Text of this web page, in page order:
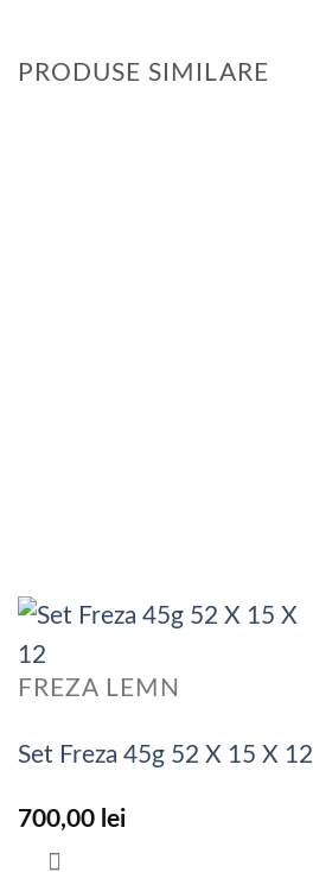
PRODUSE SIMILARE
FREZA LEMN
Set Freza 45g 52 X 15 X 12
700,00 lei